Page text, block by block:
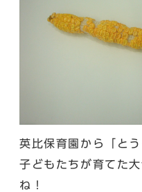
英比保育園から「と
子どもたちが育てた
ね！